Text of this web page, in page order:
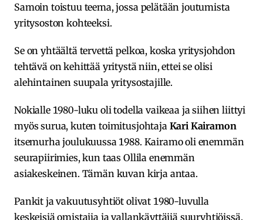
Samoin toistuu teema, jossa pelätään joutumista
yritysoston kohteeksi.
Se on yhtäältä tervettä pelkoa, koska yritysjohdon
tehtävä on kehittää yritystä niin, ettei se olisi
alehintainen suupala yritysostajille.
Nokialle 1980-luku oli todella vaikeaa ja siihen liittyi
myös surua, kuten toimitusjohtaja Kari Kairamon
itsemurha joulukuussa 1988. Kairamo oli enemmän
seurapiirimies, kun taas Ollila enemmän
asiakeskeinen. Tämän kuvan kirja antaa.
Pankit ja vakuutusyhtiöt olivat 1980-luvulla
keskeisiä omistajia ja vallankäyttäjiä suuryhtiöissä.